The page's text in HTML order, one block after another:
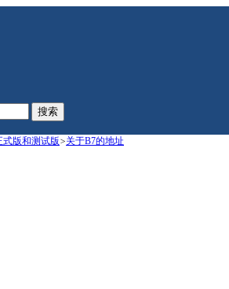
搜索
式版和测试版>关于B7的地址